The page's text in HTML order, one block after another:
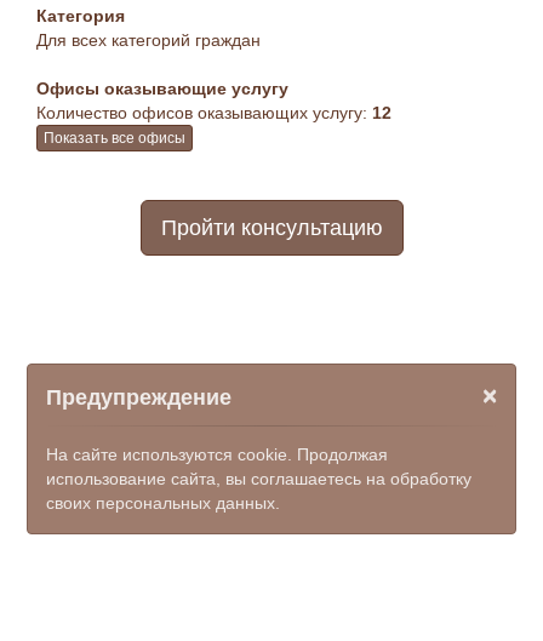
Категория
Для всех категорий граждан
Офисы оказывающие услугу
Количество офисов оказывающих услугу: 12
Показать все офисы
Пройти консультацию
×
Предупреждение
На сайте используются cookie. Продолжая
использование сайта, вы соглашаетесь на обработку
своих персональных данных.